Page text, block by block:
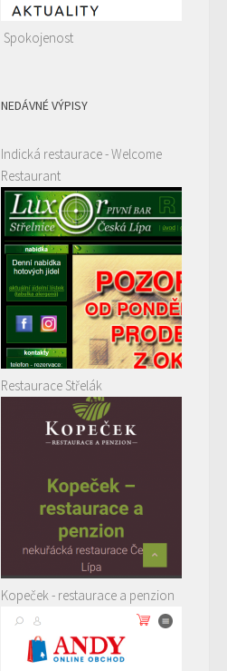
Spokojenost
NEDÁVNÉ VÝPISY
Indická restaurace - Welcome
Restaurant
Restaurace Střelák
Kopeček - restaurace a penzion